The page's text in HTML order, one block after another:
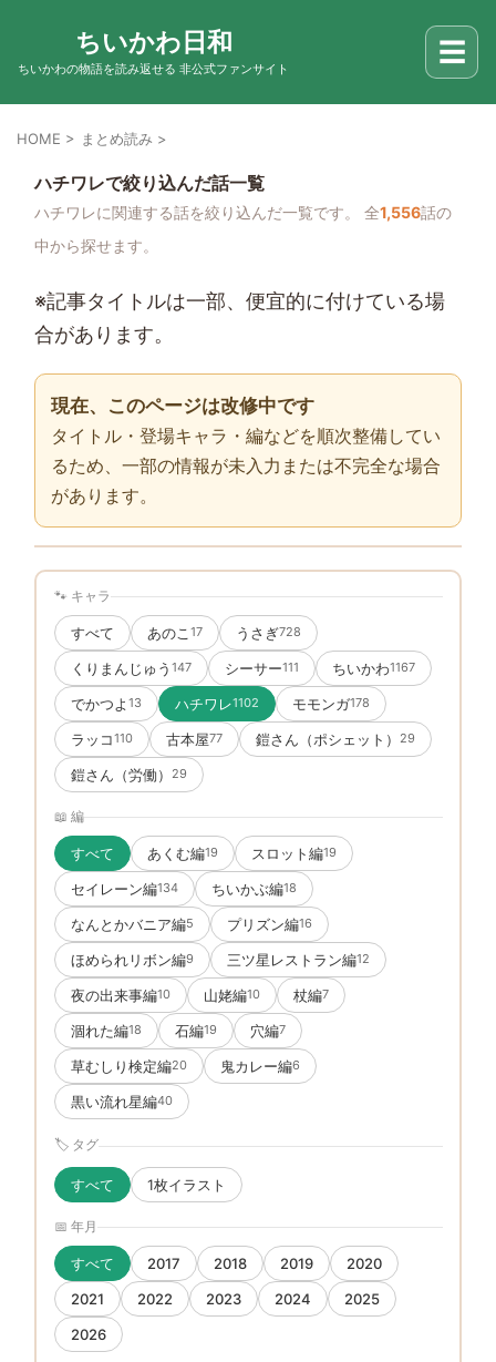
ちいかわ日和
ちいかわの物語を読み返せる 非公式ファンサイト ☰
HOME > まとめ読み >
ハチワレで絞り込んだ話一覧
ハチワレに関連する話を絞り込んだ一覧です。 全1,556話の
中から探せます。
※記事タイトルは一部、便宜的に付けている場
合があります。
現在、このページは改修中です
タイトル・登場キャラ・編などを順次整備してい
るため、一部の情報が未入力または不完全な場合
があります。
🐾 キャラ
すべて あのこ 17 うさぎ728
くりまんじゅう 147 シーサー111 ちいかわ1167
でかつよ 13 ハチワレ1102 モモンガ178
ラッコ110 古本屋77 鎧さん（ポシェット） 29
鎧さん（労働） 29
📖 編
すべて あくむ編19 スロット編19
セイレーン編134 ちいかぶ編18
なんとかバニア編5 プリズン編16
ほめられリボン編9 三ツ星レストラン編12
夜の出来事編10 山姥編10 杖編7
涸れた編18 石編19 穴編7
草むしり検定編20 鬼カレー編6
黒い流れ星編40
🏷 タグ
すべて 1枚イラスト
📅 年月
すべて 2017 2018 2019
2020
2021
2022 2023 2024
2025
2026